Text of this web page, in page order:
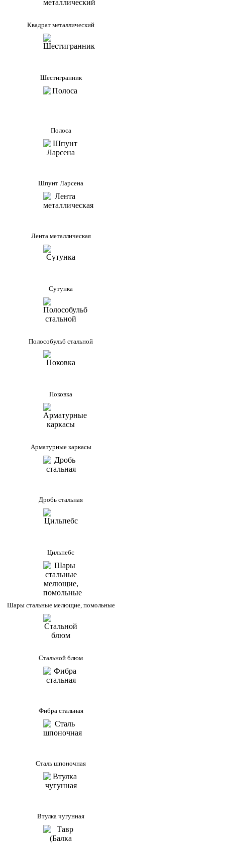
Квадрат металлический
Шестигранник
Полоса
Шпунт Ларсена
Лента металлическая
Сутунка
Полособульб стальной
Поковка
Арматурные каркасы
Дробь стальная
Цильпебс
Шары стальные мелющие, помольные
Стальной блюм
Фибра стальная
Сталь шпоночная
Втулка чугунная